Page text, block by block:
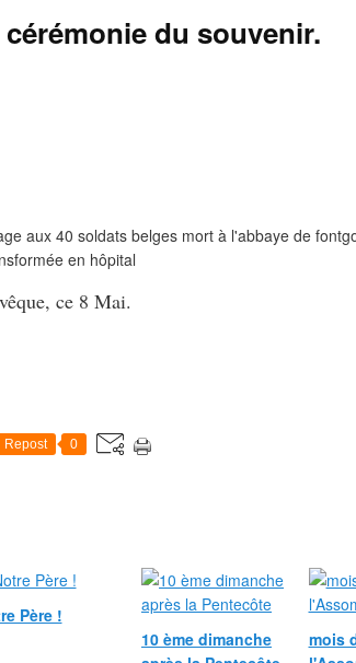
du souvenir.
aux 40 soldats belges mort à l'abbaye de
en hôpital
ce 8 Mai.
Repost 0
Père !
10 ème dimanche
mois